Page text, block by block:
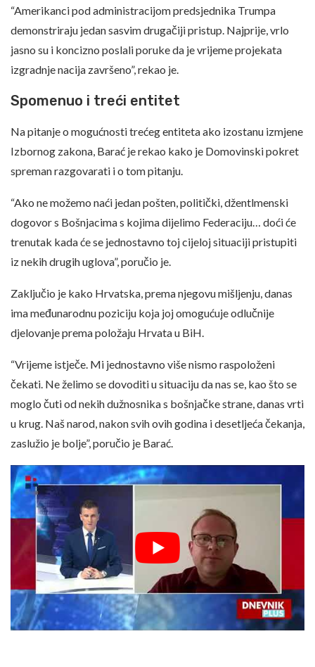
“Amerikanci pod administracijom predsjednika Trumpa
demonstriraju jedan sasvim drugačiji pristup. Najprije, vrlo
jasno su i koncizno poslali poruke da je vrijeme projekata
izgradnje nacija završeno”, rekao je.
Spomenuo i treći entitet
Na pitanje o mogućnosti trećeg entiteta ako izostanu izmjene
Izbornog zakona, Barać je rekao kako je Domovinski pokret
spreman razgovarati i o tom pitanju.
“Ako ne možemo naći jedan pošten, politički, džentlmenski
dogovor s Bošnjacima s kojima dijelimo Federaciju… doći će
trenutak kada će se jednostavno toj cijeloj situaciji pristupiti
iz nekih drugih uglova”, poručio je.
Zaključio je kako Hrvatska, prema njegovu mišljenju, danas
ima međunarodnu poziciju koja joj omogućuje odlučnije
djelovanje prema položaju Hrvata u BiH.
“Vrijeme istječe. Mi jednostavno više nismo raspoloženi
čekati. Ne želimo se dovoditi u situaciju da nas se, kao što se
moglo čuti od nekih dužnosnika s bošnjačke strane, danas vrti
u krug. Naš narod, nakon svih ovih godina i desetljeća čekanja,
zaslužio je bolje”, poručio je Barać.